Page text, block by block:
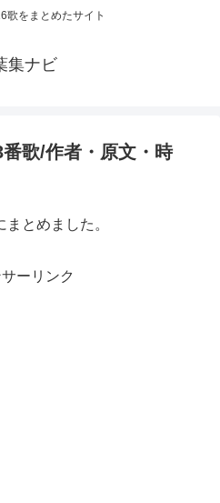
歌をまとめたサイト
集ナビ
歌/作者・原文・時
とめました。
ーリンク